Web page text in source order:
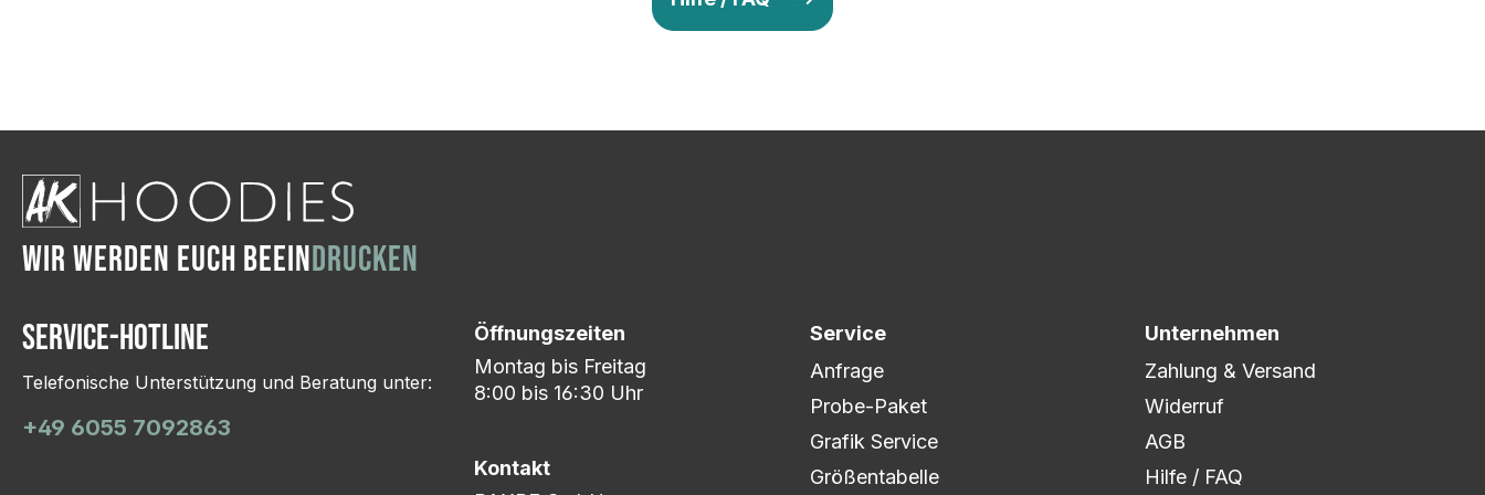
Hasselroth und einem umfangreichen Lagerbestand sind wir in der Lage, flexibel auf eure Wünsche
Wir ändern das Motiv so lange ab, bis Ihr zu 100% zufrieden seid. Danach wird es zum Druck freigegeben und die
WIR WERDEN EUCH BEEINDRUCKEN
Service-Hotline
Telefonische Unterstützung und Beratung unter:
+49 6055 7092863
Öffnungszeiten
Montag bis Freitag
8:00 bis 16:30 Uhr
Kontakt
Service
Anfrage
Probe-Paket
Grafik Service
Größentabelle
Unternehmen
Zahlung & Versand
Widerruf
AGB
Hilfe / FAQ